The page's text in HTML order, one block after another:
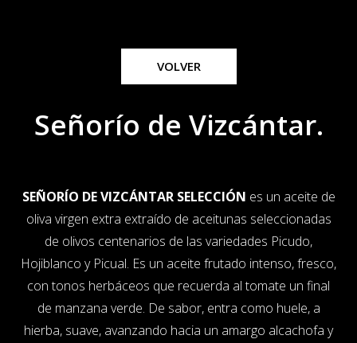
VOLVER
Señorío de Vizcántar.
SEÑORÍO DE VIZCÁNTAR SELECCIÓN es un aceite de
oliva virgen extra extraído de aceitunas seleccionadas
de olivos centenarios de las variedades Picudo,
Hojiblanco y Picual. Es un aceite frutado intenso, fresco,
con tonos herbáceos que recuerda al tomate un final
de manzana verde. De sabor, entra como huele, a
hierba, suave, avanzando hacia un amargo alcachofa y